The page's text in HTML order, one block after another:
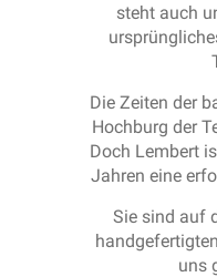
steht auch
Die Zeiten der
Hochburg der
Doch Lembert
Jahren eine
Sie sind auf
uns